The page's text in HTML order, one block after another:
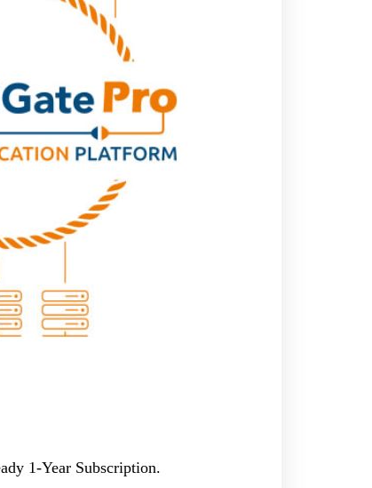
1-Year Subscription.